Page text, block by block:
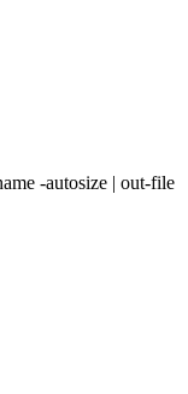
-autosize | out-file